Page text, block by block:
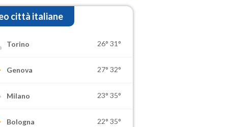
città italiane
Torino 26° 31°
Genova 27° 32°
Milano 23° 35°
Bologna 22° 35°